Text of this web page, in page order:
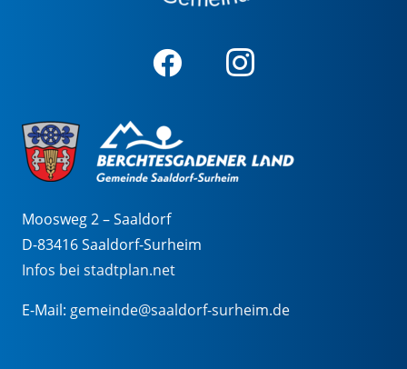
Moosweg 2 – Saaldorf
D-83416 Saaldorf-Surheim
Infos bei stadtplan.net
E-Mail: gemeinde@saaldorf-surheim.de